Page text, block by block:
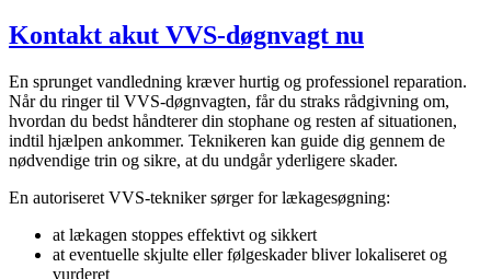
Kontakt akut VVS-døgnvagt nu
En sprunget vandledning kræver hurtig og professionel reparation.
Når du ringer til VVS-døgnvagten, får du straks rådgivning om,
hvordan du bedst håndterer din stophane og resten af situationen,
indtil hjælpen ankommer. Teknikeren kan guide dig gennem de
nødvendige trin og sikre, at du undgår yderligere skader.
En autoriseret VVS-tekniker sørger for lækagesøgning:
at lækagen stoppes effektivt og sikkert
at eventuelle skjulte eller følgeskader bliver lokaliseret og
vurderet